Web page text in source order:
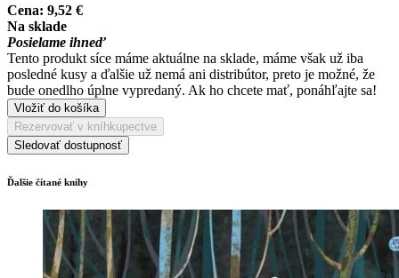
Cena: 9,52 €
Na sklade
Posielame ihneď
Tento produkt síce máme aktuálne na sklade, máme však už iba
posledné kusy a ďalšie už nemá ani distribútor, preto je možné, že
bude onedlho úplne vypredaný. Ak ho chcete mať, ponáhľajte sa!
Vložiť do košíka
Rezervovať v kníhkupectve
Sledovať dostupnosť
Ďalšie čítané knihy